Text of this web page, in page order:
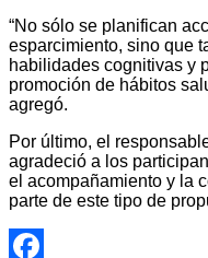
“No sólo se planifican
esparcimiento, sino que
habilidades cognitivas y
promoción de hábitos
agregó.
Por último, el
agradeció a los
el acompañamiento y la
parte de este tipo de